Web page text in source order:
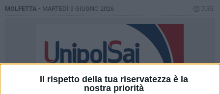
Il rispetto della tua riservatezza è la
nostra priorità
MOLFETTA - MARTEDÌ 9 GIUGNO 2026 7.35